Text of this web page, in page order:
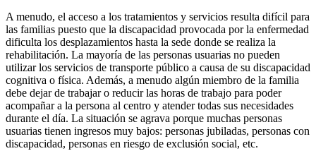
A menudo, el acceso a los tratamientos y servicios resulta difícil para
las familias puesto que la discapacidad provocada por la enfermedad
dificulta los desplazamientos hasta la sede donde se realiza la
rehabilitación. La mayoría de las personas usuarias no pueden
utilizar los servicios de transporte público a causa de su discapacidad
cognitiva o física. Además, a menudo algún miembro de la familia
debe dejar de trabajar o reducir las horas de trabajo para poder
acompañar a la persona al centro y atender todas sus necesidades
durante el día. La situación se agrava porque muchas personas
usuarias tienen ingresos muy bajos: personas jubiladas, personas con
discapacidad, personas en riesgo de exclusión social, etc.